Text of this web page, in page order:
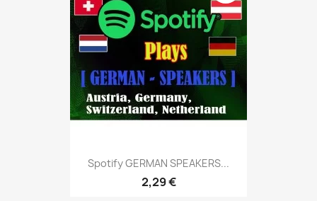
Spotify GERMAN SPEAKERS...
2,29 €